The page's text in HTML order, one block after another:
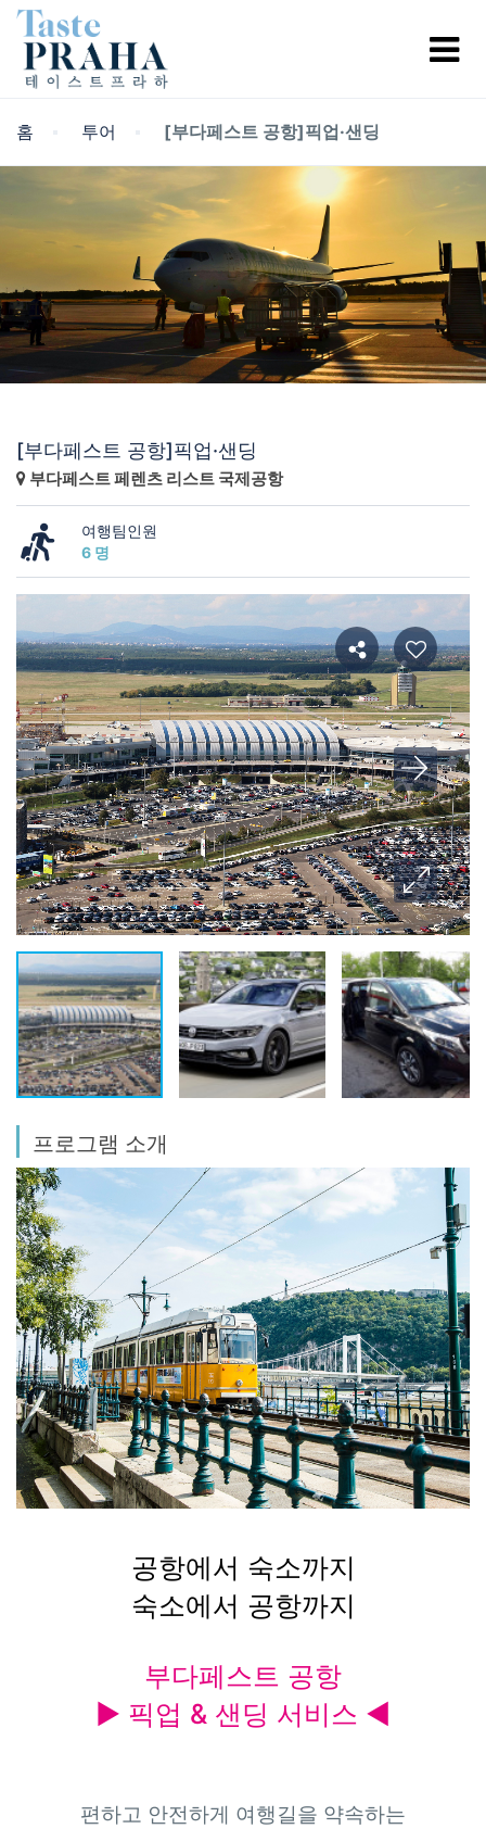
홈 투어 [부다페스트 공항]픽업·샌딩
[부다페스트 공항]픽업·샌딩
부다페스트 페렌츠 리스트 국제공항
여행팀인원
6 명
프로그램 소개
공항에서 숙소까지
숙소에서 공항까지
부다페스트 공항
▶ 픽업 & 샌딩 서비스 ◀
편하고 안전하게 여행길을 약속하는